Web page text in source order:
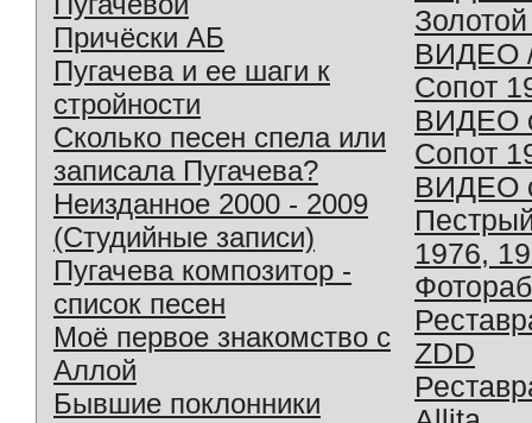
Причёски АБ
Пугачева и ее шаги к
стройности
Сколько песен спела или
записала Пугачева?
Неизданное 2000 - 2009
(Студийные записи)
Пугачева композитор -
список песен
Моё первое знакомство с
Аллой
Бывшие поклонники
ВИДЕО
Сопот
ВИДЕО
Сопот
ВИДЕО
1976,
ZDD